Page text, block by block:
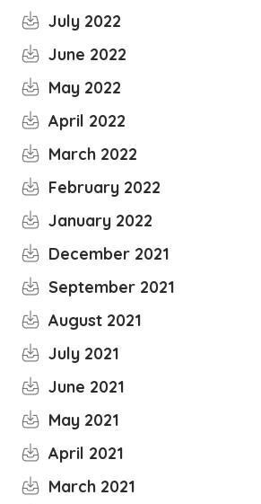
July 2022
June 2022
May 2022
April 2022
March 2022
February 2022
January 2022
December 2021
September 2021
August 2021
July 2021
June 2021
May 2021
April 2021
March 2021